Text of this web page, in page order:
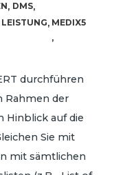
, DMS,
LEISTUNG, MEDIX5
,
durchführen
Rahmen der
Hinblick auf die
Sie mit
mit sämtlichen